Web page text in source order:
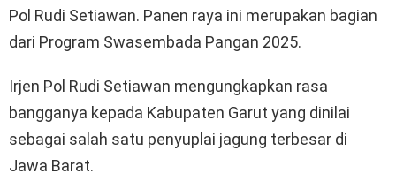
Pol Rudi Setiawan. Panen raya ini merupakan bagian
dari Program Swasembada Pangan 2025.
Irjen Pol Rudi Setiawan mengungkapkan rasa
bangganya kepada Kabupaten Garut yang dinilai
sebagai salah satu penyuplai jagung terbesar di
Jawa Barat.